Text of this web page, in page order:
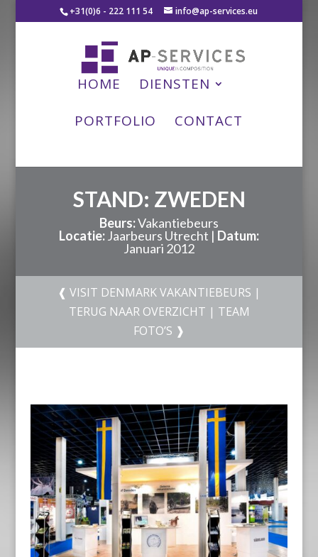
+31(0)6 - 222 111 54 info@ap-services.eu
HOME
DIENSTEN
PORTFOLIO
CONTACT
STAND: ZWEDEN
Beurs:Vakantiebeurs
Locatie:Jaarbeurs Utrecht | Datum:
Januari 2012
❰ VISIT DENMARK VAKANTIEBEURS |
TERUG NAAR OVERZICHT | TEAM
FOTO’S ❱